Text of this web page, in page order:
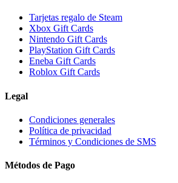
Tarjetas regalo de Steam
Xbox Gift Cards
Nintendo Gift Cards
PlayStation Gift Cards
Eneba Gift Cards
Roblox Gift Cards
Legal
Condiciones generales
Política de privacidad
Términos y Condiciones de SMS
Métodos de Pago